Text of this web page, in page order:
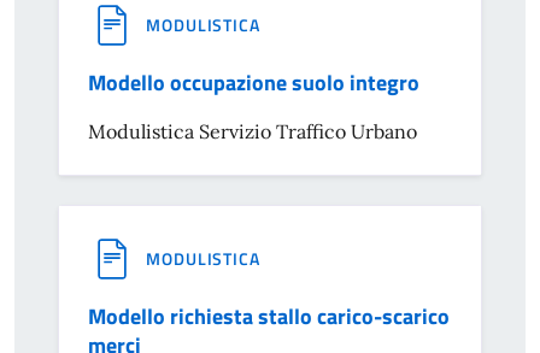
MODULISTICA
Modello occupazione suolo integro
Modulistica Servizio Traffico Urbano
MODULISTICA
Modello richiesta stallo carico-scarico
merci